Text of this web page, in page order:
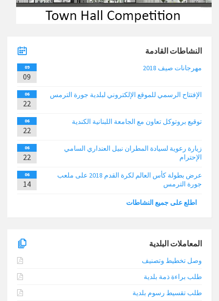
النشاطات القادمة
09
09
مهرجانات صيف 2018
06
22
الإفتتاح الرسمي للموقع الإلكتروني لبلدية جورة الترمس
06
22
توقيع بروتوكل تعاون مع الجامعة اللبنانية الكندية
06
22
زيارة رعوية لسيادة المطران نبيل العنداري السامي
الإحترام
06
14
عرض بطولة كأس العالم لكرة القدم 2018 على ملعب
جورة الترمس
اطلع على جميع النشاطات
المعاملات البلدية
وصل تخطيط وتصنيف
طلب براءة ذمة بلدية
طلب تقسيط رسوم بلدية